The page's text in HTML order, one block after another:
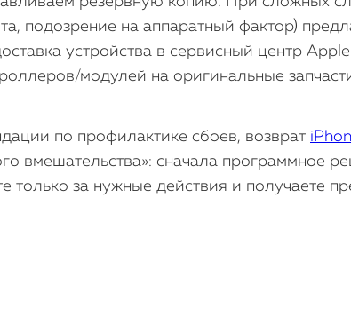
подозрение на аппаратный фактор)
устройства в сервисный центр
модулей на оригинальные
по профилактике сбоев, возврат
вмешательства»: сначала программное
только за нужные действия и получаете